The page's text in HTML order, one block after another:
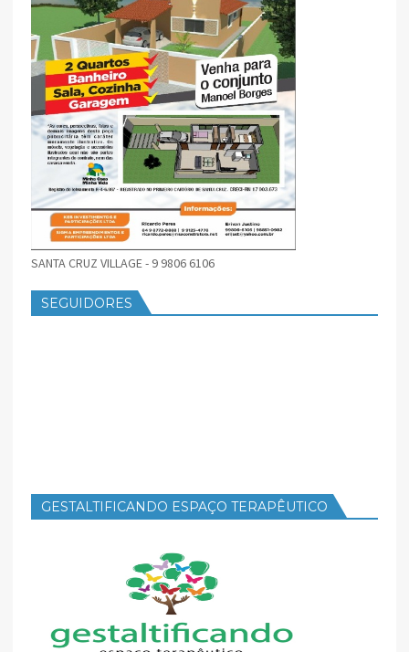
SANTA CRUZ VILLAGE - 9 9806 6106
SEGUIDORES
GESTALTIFICANDO ESPAÇO TERAPÊUTICO